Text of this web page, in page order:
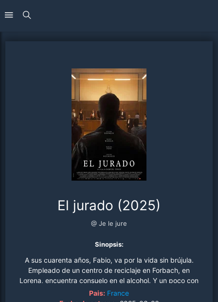
El jurado (2025)
@ Je le jure
Sinopsis:
A sus cuarenta años, Fabio, va por la vida sin brújula.
Empleado de un centro de reciclaje en Forbach, en
Lorena, encuentra consuelo en el alcohol. Y un poco con
Madeleine, una mujer madura con la que mantiene una
Pais: France